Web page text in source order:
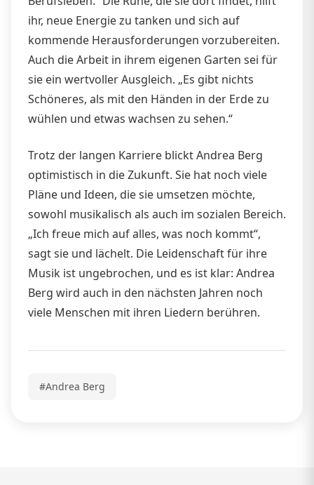
ihr, neue Energie zu tanken und sich auf
kommende Herausforderungen vorzubereiten.
Auch die Arbeit in ihrem eigenen Garten sei für
sie ein wertvoller Ausgleich. „Es gibt nichts
Schöneres, als mit den Händen in der Erde zu
wühlen und etwas wachsen zu sehen.“
Trotz der langen Karriere blickt Andrea Berg
optimistisch in die Zukunft. Sie hat noch viele
Pläne und Ideen, die sie umsetzen möchte,
sowohl musikalisch als auch im sozialen Bereich.
„Ich freue mich auf alles, was noch kommt“,
sagt sie und lächelt. Die Leidenschaft für ihre
Musik ist ungebrochen, und es ist klar: Andrea
Berg wird auch in den nächsten Jahren noch
viele Menschen mit ihren Liedern berühren.
#Andrea Berg